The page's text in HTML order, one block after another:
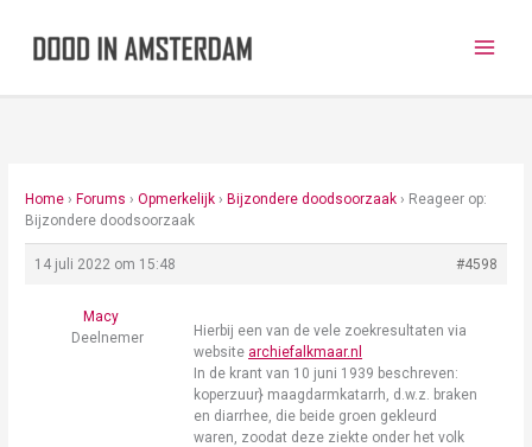
Home › Forums › Opmerkelijk › Bijzondere doodsoorzaak › Reageer op:
Bijzondere doodsoorzaak
14 juli 2022 om 15:48 #4598
Macy
Deelnemer
Hierbij een van de vele zoekresultaten via
website archiefalkmaar.nl
In de krant van 10 juni 1939 beschreven:
koperzuur} maagdarmkatarrh, d.w.z. braken
en diarrhee, die beide groen gekleurd
waren, zoodat deze ziekte onder het volk